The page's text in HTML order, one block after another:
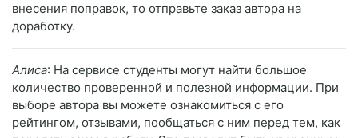
внесения поправок, то отправьте заказ автора на
доработку.
Алиса: На сервисе студенты могут найти большое
количество проверенной и полезной информации. При
выборе автора вы можете ознакомиться с его
рейтингом, отзывами, пообщаться с ним перед тем, как